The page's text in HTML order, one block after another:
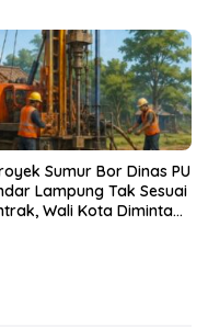
Sumur Bor Dinas PU
Lampung Tak Sesuai
Wali Kota Diminta